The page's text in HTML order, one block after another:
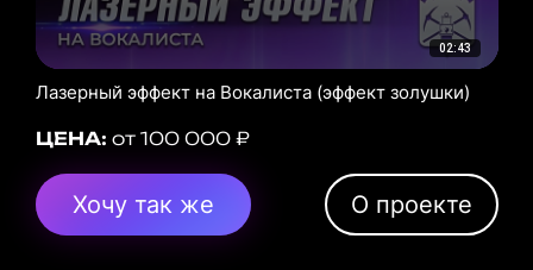
02:43
Лазерный эффект на Вокалиста (эффект золушки)
ЦЕНА: от 100 000 ₽
Хочу так же О проекте